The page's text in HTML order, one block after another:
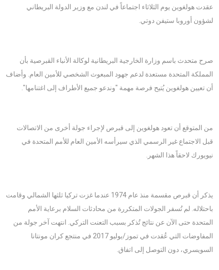
عقدت هولغوين يوم الثلاثاء اجتماعاً في لندن مع وزير الدولة البريطاني
لشؤون أوروبا ستيفن دوتي.
صرح متحدث باسم وزارة الخارجية البريطانية لوكالة الأنباء القبرصية بأن
المملكة المتحدة مستعدة لدعم جهود المبعوث الشخصي للأمين العام. وأضاف
أن تعيين هولغوين يُتيح فرصة مهمة "وندعو جميع الأطراف إلى اغتنامها".
من المتوقع أن تعود هولغوين إلى قبرص لإجراء جولة أخرى من الاتصالات
قبل الاجتماع غير الرسمي الذي سيرأسه الأمين العام للأمم المتحدة في
نيويورك لاحقاً هذا الشهر.
يذكر أن قبرص مقسمة منذ عام 1974 عندما غزت تركيا ثلثها الشمالي وقامت
باحتلاله. لم تُسفر الجولات المتكررة من محادثات السلام برعاية الأمم
المتحدة حتى الآن عن نتائج تُذكر بسبب التعنت التركي. انتهت آخر جولة من
المفاوضات التي عُقدت في تموز/يوليو 2017 في منتجع كران مونتانا
السويسري، دون التوصل إلى اتفاق.